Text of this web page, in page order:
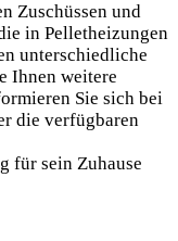
Zuschüssen und
in Pelletheizungen
unterschiedliche
Ihnen weitere
Sie sich bei
die verfügbaren